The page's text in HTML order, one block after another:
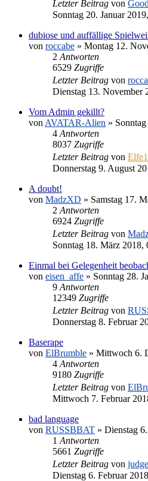
Letzter Beitrag von
Sonntag 20. Januar
dubiose und auffällige
von roccabe » Montag 12.
2 Antworten
6529 Zugriffe
Letzter Beitrag von
Dienstag 13. November
Vom Admin gekillt?
von AVATAR-Alien »
4 Antworten
8037 Zugriffe
Letzter Beitrag von
Donnerstag 9. August
A doubt!
von MadzXD » Samstag 17.
2 Antworten
6924 Zugriffe
Letzter Beitrag von
Sonntag 18. März 2018,
Einmal bei Gelegenheit
von eisen_affe » Sonntag 28.
9 Antworten
12349 Zugriffe
Letzter Beitrag von
Donnerstag 8. Februar
Baserape
von ElBrumble » Mittwoch 6.
4 Antworten
9180 Zugriffe
Letzter Beitrag von
Mittwoch 7. Februar
bad language
von RUSSBBAT » Dienstag
1 Antworten
5661 Zugriffe
Letzter Beitrag von
Dienstag 6. Februar